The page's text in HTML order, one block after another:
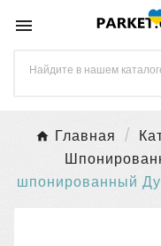

Главная
шпонированный